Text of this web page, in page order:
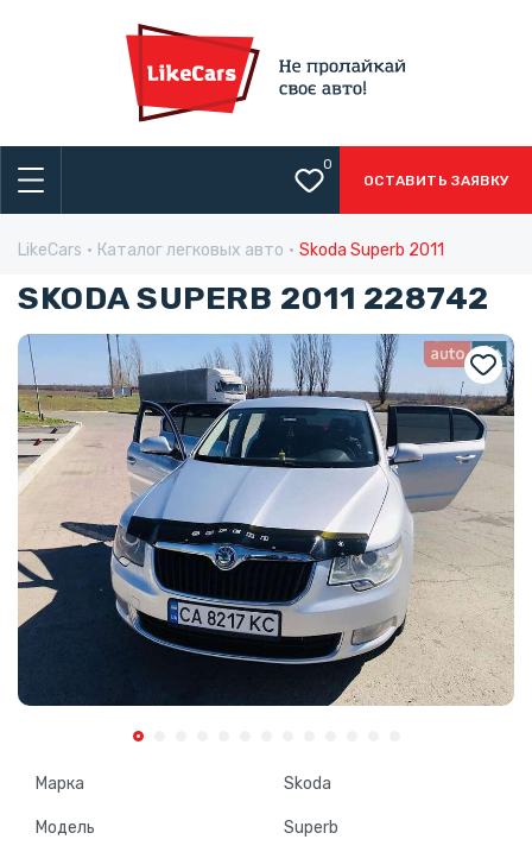
0
ОСТАВИТЬ ЗАЯВКУ
LikeCars Каталог легковых авто Skoda Superb 2011
SKODA SUPERB 2011 228742
Марка Skoda
Модель Superb